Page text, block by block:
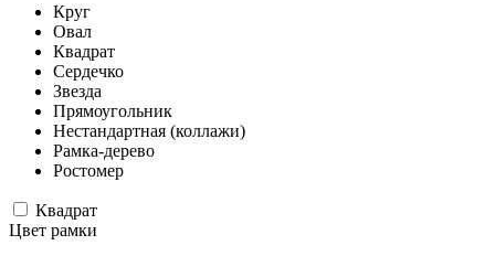
Круг
Овал
Квадрат
Сердечко
Звезда
Прямоугольник
Нестандартная (коллажи)
Рамка-дерево
Ростомер
Квадрат
Цвет рамки